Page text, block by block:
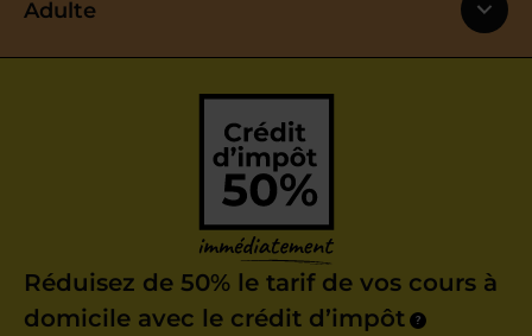
Adulte
Réduisez de 50% le tarif de vos cours à
domicile avec le crédit d’impôt
?